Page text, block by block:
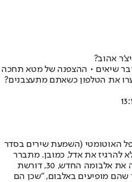
אהוב?
שיאים • ההצפנה של מטא תחכה
את הטלפון כשאתם מתעצבנים?
האוטומטי (השמעת שירים בסדר
להרגיז את אדל, כמובן. מתברר
שהזמרת הבריטית, שהשיקה לאחרונה את אלבומה החדש, 30, דורשת
שהם מופיעים באלבום, "שכן הם